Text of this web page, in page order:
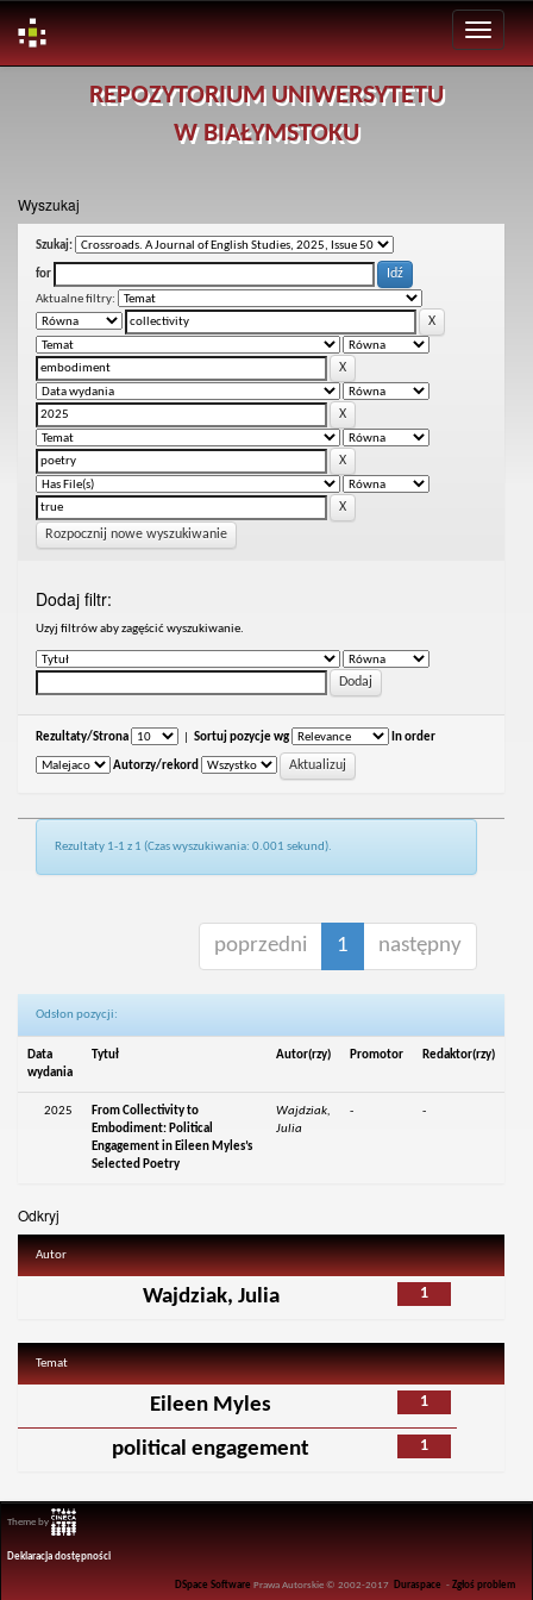
REPOZYTORIUM UNIWERSYTETU
W BIAŁYMSTOKU
Wyszukaj
Szukaj:
for
Aktualne filtry:
Rozpocznij nowe wyszukiwanie
Dodaj filtr:
Uzyj filtrów aby zagęścić wyszukiwanie.
Rezultaty/Strona Sortuj pozycje wg In order
Autorzy/rekord
Rezultaty 1-1 z 1 (Czas wyszukiwania: 0.001 sekund).
poprzedni 1 następny
Odsłon pozycji:
Data
wydania
Tytuł Autor(rzy) Promotor Redaktor(rzy)
2025
From Collectivity to
Embodiment: Political
Engagement in Eileen Myles’s
Selected Poetry
Wajdziak,
Julia
- -
Odkryj
Autor
1
Wajdziak, Julia
Temat
1
Eileen Myles
1
political engagement
Theme by
Deklaracja dostępności
DSpace Software Prawa Autorskie © 2002-2017 Duraspace -Zgłoś problem